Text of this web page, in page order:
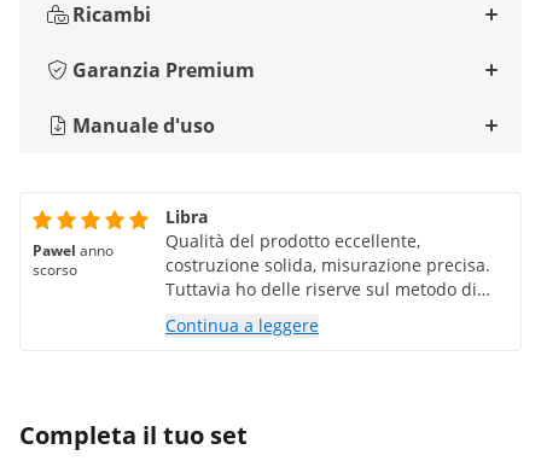
Ricambi
Garanzia Premium
Manuale d'uso
Pawel anno
scorso
Libra
Qualità del prodotto eccellente,
costruzione solida, misurazione precisa.
Tuttavia ho delle riserve sul metodo di
ordinazione in sé, ho l'impressione che il
negozio si sia fermato in tempo.
Continua a leggere
Completa il tuo set